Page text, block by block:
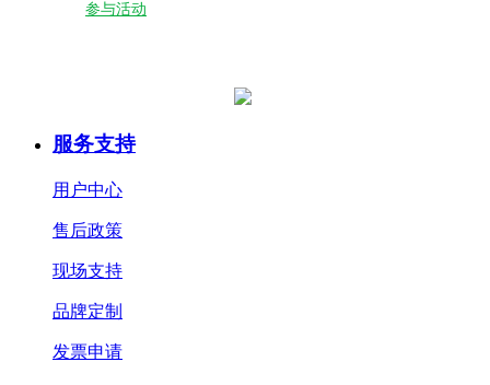
参与活动
服务支持
用户中心
售后政策
现场支持
品牌定制
发票申请